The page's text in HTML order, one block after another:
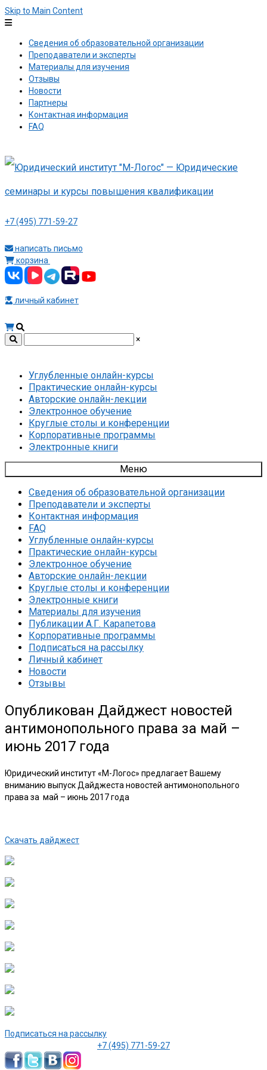
Skip to Main Content
Сведения об образовательной организации
Преподаватели и эксперты
Материалы для изучения
Отзывы
Новости
Партнеры
Контактная информация
FAQ
+7 (495) 771-59-27
написать письмо
корзина
личный кабинет
×
Углубленные онлайн-курсы
Практические онлайн-курсы
Авторские онлайн-лекции
Электронное обучение
Круглые столы и конференции
Корпоративные программы
Электронные книги
Меню
Сведения об образовательной организации
Преподаватели и эксперты
Контактная информация
FAQ
Углубленные онлайн-курсы
Практические онлайн-курсы
Электронное обучение
Авторские онлайн-лекции
Круглые столы и конференции
Электронные книги
Материалы для изучения
Публикации А.Г. Карапетова
Корпоративные программы
Подписаться на рассылку
Личный кабинет
Новости
Отзывы
Опубликован Дайджест новостей
антимонопольного права за май –
июнь 2017 года
Юридический институт «М-Логос» предлагает Вашему
вниманию выпуск Дайджеста новостей антимонопольного
права за май – июнь 2017 года
Скачать дайджест
Подписаться на рассылку
+7 (495) 771-59-27